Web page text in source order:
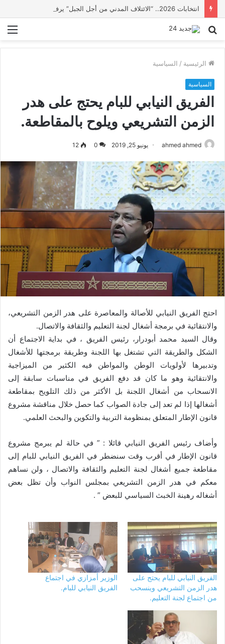
بحث
الرئيسية / السياسية
السياسية
الفريق النيابي للبام يحتج على هدر
الزمن التشريعي ويلوح بالمقاطعة.
ahmed ahmed يونيو 25, 2019 0
12
احتج الفريق النيابي للأصالة والمعاصرة على هدر الزمن التشريعي،
والانتقائية في برمجة أشغال لجنة التعليم والثقافة والاتصال.
وقال السيد محمد أبودرار، رئيس الفريق ، في بداية الاجتماع أن
الشكل والطريقة التي تشتغل بها اللجنة وطريقة برمجتها للأشغال
وتدبيرها لأولويات الوطن والمواطن فيه الكثير من الميزاجية
والانتقائية وهو ما كان قد دفع الفريق في مناسبات سابقة إلى
الانسحاب من أشغال اللجنة بل الأكثر من ذلك التلويح بمقاطعة
أشغالها إذا لم تعد إلى جادة الصواب كما حصل خلال مناقشة مشروع
قانون الإطار المتعلق بمنظومة التربية والتكوين والبحث العلمي.
وأضاف رئيس الفريق النيابي قائلا : ” في حالة لم يبرمج مشروع
قانون الإطار في أقرب وقت سنضطر في الفريق النيابي للبام إلى
مقاطعة جميع أشغال لجنة التعليم والثقافة والاتصال ، ولن نساهم
معكم في هدر الزمن التشريعي بمجلس النواب وأن تظل بعض
أشغاله رهينة الخبث السياسي للبعض ” .
الفريق النيابي للبام يحتج على
هدر الزمن التشريعي وينسحب
من اجتماع لجنة التعليم.
الوزير أمزازي في اجتماع
الفريق النيابي للبام.